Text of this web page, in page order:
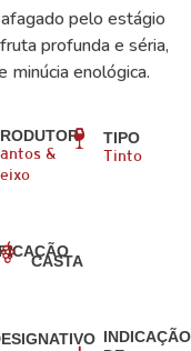
pelo estágio
profunda e séria,
minúcia enológica.
&
TIPO
Tinto
CASTA
INDICAÇÃO